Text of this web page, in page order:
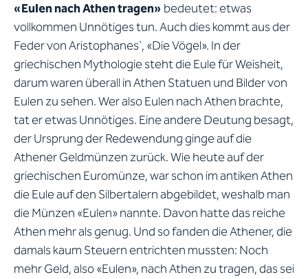
«Eulen nach Athen tragen» bedeutet: etwas
vollkommen Unnötiges tun. Auch dies kommt aus der
Feder von Aristophanes`, «Die Vögel». In der
griechischen Mythologie steht die Eule für Weisheit,
darum waren überall in Athen Statuen und Bilder von
Eulen zu sehen. Wer also Eulen nach Athen brachte,
tat er etwas Unnötiges. Eine andere Deutung besagt,
der Ursprung der Redewendung ginge auf die
Athener Geldmünzen zurück. Wie heute auf der
griechischen Euromünze, war schon im antiken Athen
die Eule auf den Silbertalern abgebildet, weshalb man
die Münzen «Eulen» nannte. Davon hatte das reiche
Athen mehr als genug. Und so fanden die Athener, die
damals kaum Steuern entrichten mussten: Noch
mehr Geld, also «Eulen», nach Athen zu tragen, das sei